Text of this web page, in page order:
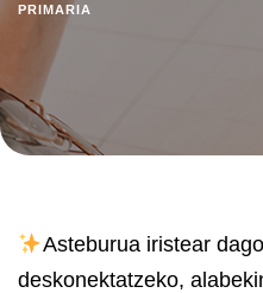
PRIMARIA
Asteburua iristear
deskonektatzeko,